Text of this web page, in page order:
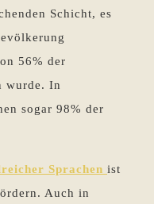
Schicht, es
56% der
wurde. In
sogar 98% der
Sprachen ist
Auch in